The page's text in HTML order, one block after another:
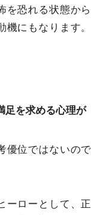
を恐れる状態から
にもなります。
足を求める心理が
優位ではないので
ーローとして、正